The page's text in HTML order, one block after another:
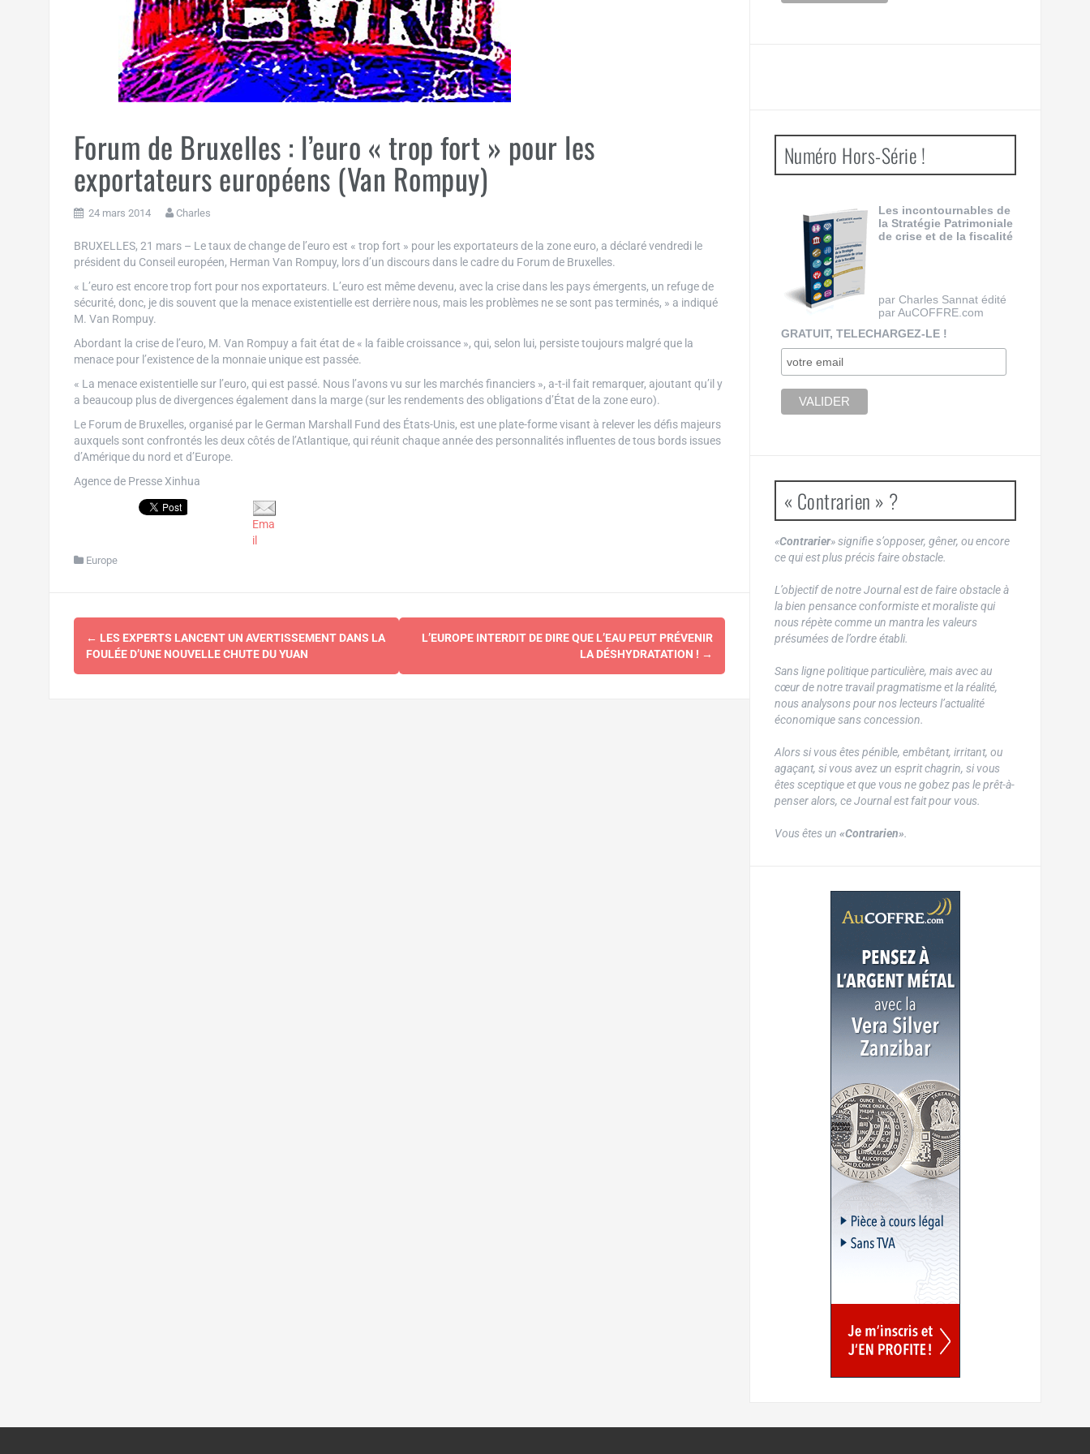
Forum de Bruxelles : l’euro « trop fort » pour les
exportateurs européens (Van Rompuy)
24 mars 2014 Charles
BRUXELLES, 21 mars – Le taux de change de l’euro est « trop fort » pour les exportateurs de la zone euro, a déclaré vendredi le
président du Conseil européen, Herman Van Rompuy, lors d’un discours dans le cadre du Forum de Bruxelles.
« L’euro est encore trop fort pour nos exportateurs. L’euro est même devenu, avec la crise dans les pays émergents, un refuge de
sécurité, donc, je dis souvent que la menace existentielle est derrière nous, mais les problèmes ne se sont pas terminés, » a indiqué
M. Van Rompuy.
Abordant la crise de l’euro, M. Van Rompuy a fait état de « la faible croissance », qui, selon lui, persiste toujours malgré que la
menace pour l’existence de la monnaie unique est passée.
« La menace existentielle sur l’euro, qui est passé. Nous l’avons vu sur les marchés financiers », a-t-il fait remarquer, ajoutant qu’il y
a beaucoup plus de divergences également dans la marge (sur les rendements des obligations d’État de la zone euro).
Le Forum de Bruxelles, organisé par le German Marshall Fund des États-Unis, est une plate-forme visant à relever les défis majeurs
auxquels sont confrontés les deux côtés de l’Atlantique, qui réunit chaque année des personnalités influentes de tous bords issues
d’Amérique du nord et d’Europe.
Agence de Presse Xinhua
Ema
il
Europe
Navigation
d'article
← LES EXPERTS LANCENT UN AVERTISSEMENT DANS LA
FOULÉE D’UNE NOUVELLE CHUTE DU YUAN
L’EUROPE INTERDIT DE DIRE QUE L’EAU PEUT PRÉVENIR
LA DÉSHYDRATATION ! →
Numéro Hors-Série !
Les incontournables de
la Stratégie Patrimoniale
de crise et de la fiscalité
par Charles Sannat édité
par AuCOFFRE.com
GRATUIT, TELECHARGEZ-LE !
« Contrarien » ?
«Contrarier» signifie s’opposer, gêner, ou encore
ce qui est plus précis faire obstacle.
L’objectif de notre Journal est de faire obstacle à
la bien pensance conformiste et moraliste qui
nous répète comme un mantra les valeurs
présumées de l’ordre établi.
Sans ligne politique particulière, mais avec au
cœur de notre travail pragmatisme et la réalité,
nous analysons pour nos lecteurs l’actualité
économique sans concession.
Alors si vous êtes pénible, embêtant, irritant, ou
agaçant, si vous avez un esprit chagrin, si vous
êtes sceptique et que vous ne gobez pas le prêt-à-
penser alors, ce Journal est fait pour vous.
Vous êtes un «Contrarien».